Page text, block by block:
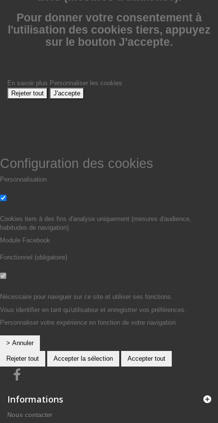
Pour donner votre consentement à
l'utilisation des cookies tiers, appuyez
sur le bouton J'accepte.
En savoir plus Personnaliser les cookies
Rejeter tout
J'accepte
Configuration des cookies
Personnalisation
Cookies tiers à des fins d'analyse uniquement (mesures d'audience,
habitudes de navigation).
Module Facebook
Fonctionnel (obligatoire)
Nécessaire pour naviguer sur ce site et utiliser ses fonctions.
Vous identifier en tant qu'utilisateur et enregistrer vos préférences.
Personnaliser votre expérience en fonction de votre navigation.
> Annuler
Rejeter tout Accepter la sélection Accepter tout
Informations
Nous contacter